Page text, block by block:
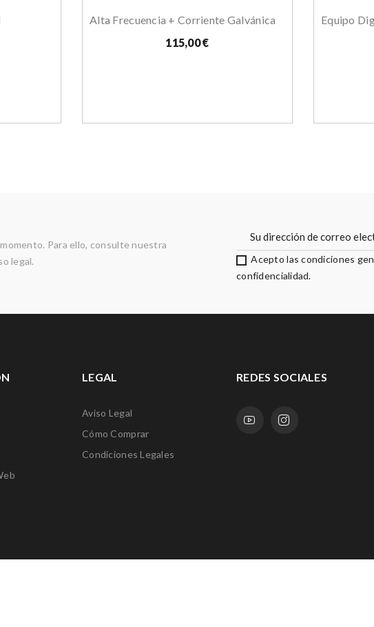
Alta Frecuencia + Corriente Galvánica
115,00 €
Para ello, consulte nuestra
legal.
Acepto las condiciones
confidencialidad.
LEGAL
Aviso Legal
Cómo Comprar
Condiciones Legales
REDES SOCIALES